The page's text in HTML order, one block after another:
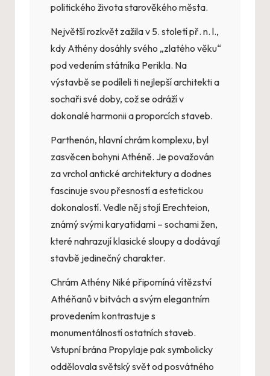
politického života starověkého města.
Největší rozkvět zažila v 5. století př. n. l.,
kdy Athény dosáhly svého „zlatého věku“
pod vedením státníka Perikla. Na
výstavbě se podíleli ti nejlepší architekti a
sochaři své doby, což se odráží v
dokonalé harmonii a proporcích staveb.
Parthenón, hlavní chrám komplexu, byl
zasvěcen bohyni Athéně. Je považován
za vrchol antické architektury a dodnes
fascinuje svou přesností a estetickou
dokonalostí. Vedle něj stojí Erechteion,
známý svými karyatidami – sochami žen,
které nahrazují klasické sloupy a dodávají
stavbě jedinečný charakter.
Chrám Athény Niké připomíná vítězství
Athéňanů v bitvách a svým elegantním
provedením kontrastuje s
monumentálností ostatních staveb.
Vstupní brána Propylaje pak symbolicky
oddělovala světský svět od posvátného